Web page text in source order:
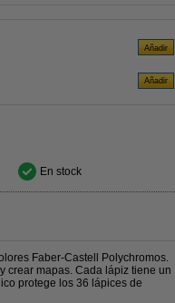
En stock
Faber-Castell Polychromos.
crear mapas. Cada lápiz tiene un
protege los 36 lápices de